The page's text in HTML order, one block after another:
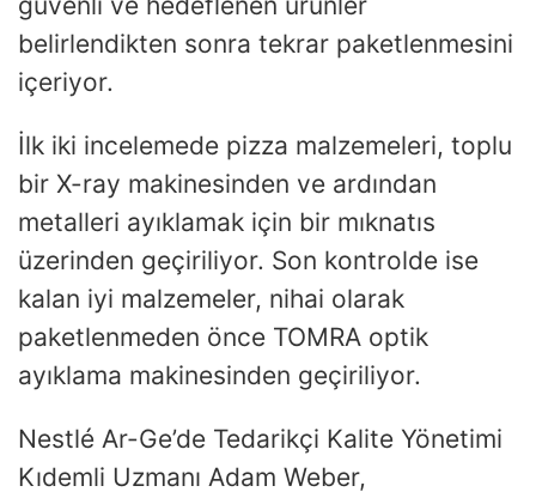
belirlendikten sonra tekrar paketlenmesini
içeriyor.
İlk iki incelemede pizza malzemeleri, toplu
bir X-ray makinesinden ve ardından
metalleri ayıklamak için bir mıknatıs
üzerinden geçiriliyor. Son kontrolde ise
kalan iyi malzemeler, nihai olarak
paketlenmeden önce TOMRA optik
ayıklama makinesinden geçiriliyor.
Nestlé Ar-Ge’de Tedarikçi Kalite Yönetimi
Kıdemli Uzmanı Adam Weber,